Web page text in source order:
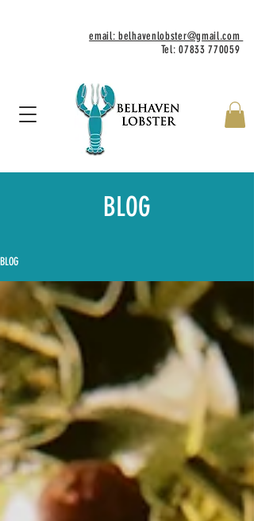
email: belhavenlobster@gmail.com
Tel:07833 770059
BLOG
BLOG